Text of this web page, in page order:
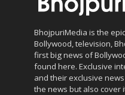
BhojpuriMedia is the
Bollywood, television,
first big news of
found here. Exclusive
and their exclusive
the news but also cover